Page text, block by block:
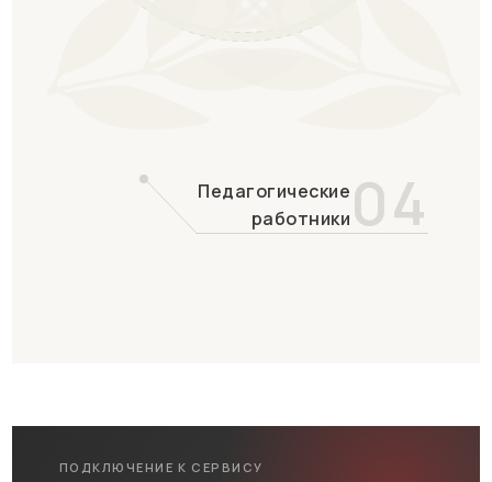
Педагогические
работники 04
ПОДКЛЮЧЕНИЕ К СЕРВИСУ